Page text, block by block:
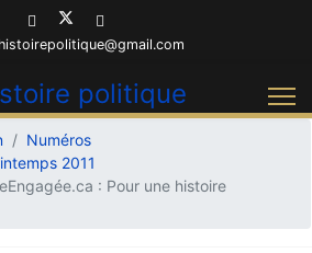
Numéros
2011
: Pour une histoire